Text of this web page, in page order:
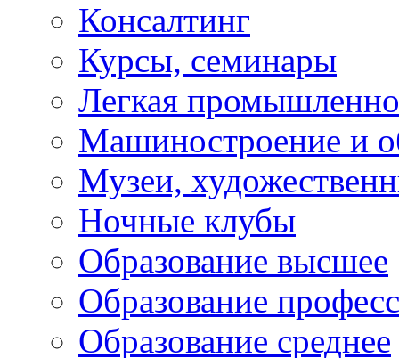
Консалтинг
Курсы, семинары
Легкая
Машиностроение и
Музеи,
Ночные клубы
Образование высшее
Образование
Образование среднее